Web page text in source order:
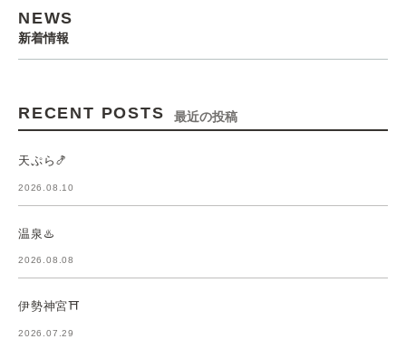
NEWS
新着情報
RECENT POSTS 最近の投稿
天ぷら🍤
2026.08.10
温泉♨️
2026.08.08
伊勢神宮⛩️
2026.07.29